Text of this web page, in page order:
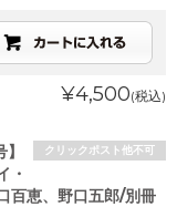
¥4,500(税込)
クリックポスト他不可
・
百恵、野口五郎/別冊